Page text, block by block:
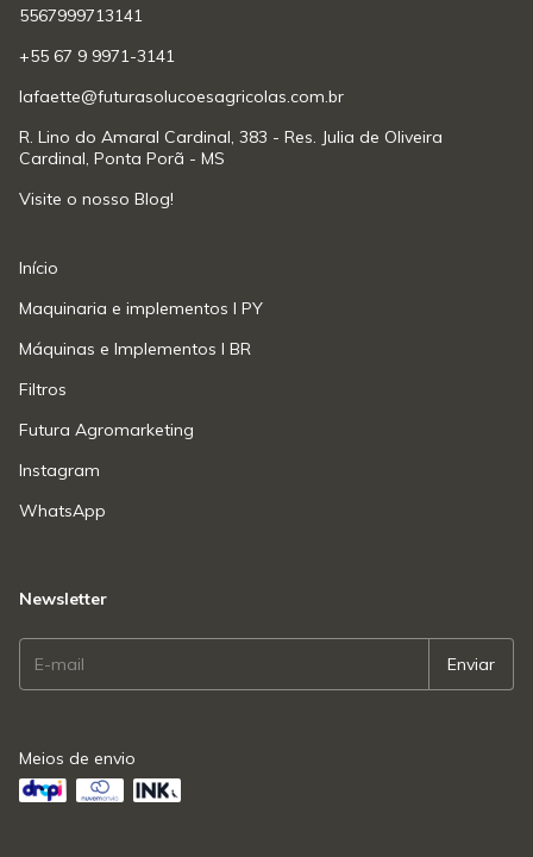
5567999713141
+55 67 9 9971-3141
lafaette@futurasolucoesagricolas.com.br
R. Lino do Amaral Cardinal, 383 - Res. Julia de Oliveira
Cardinal, Ponta Porã - MS
Visite o nosso Blog!
Início
Maquinaria e implementos l PY
Máquinas e Implementos l BR
Filtros
Futura Agromarketing
Instagram
WhatsApp
Newsletter
Meios de envio